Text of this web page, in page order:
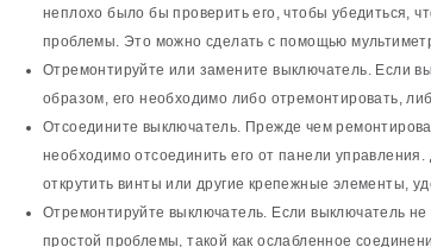
неплохо было бы проверить его, чтобы убедиться,
проблемы. Это можно сделать с помощью
Отремонтируйте или замените выключатель. Если
образом, его необходимо либо отремонтировать,
Отсоедините выключатель. Прежде чем
необходимо отсоединить его от панели
открутить винты или другие крепежные элементы,
Отремонтируйте выключатель. Если выключатель
простой проблемы, такой как ослабленное